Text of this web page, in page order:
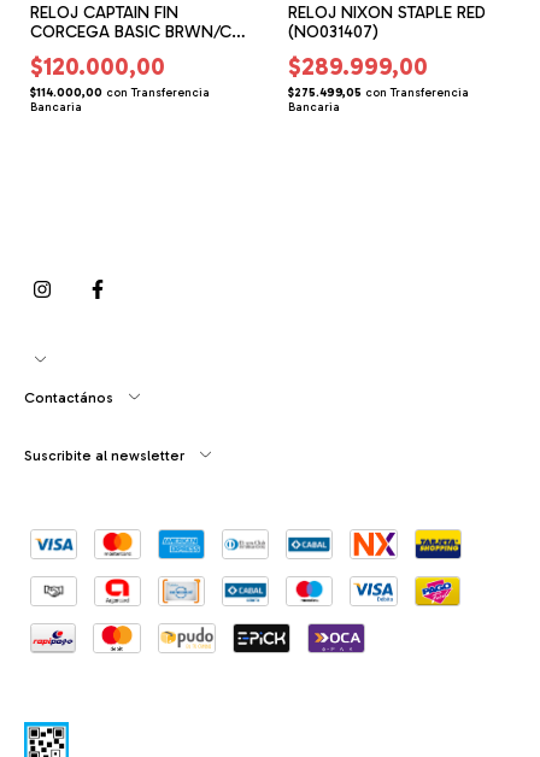
RELOJ CAPTAIN FIN
CORCEGA BASIC BRWN/CRA
(CW000102)
$120.000,00
$114.000,00 con Transferencia
Bancaria
RELOJ NIXON STAPLE RED
(NO031407)
$289.999,00
$275.499,05 con Transferencia
Bancaria
Contactános
Suscribite al newsletter